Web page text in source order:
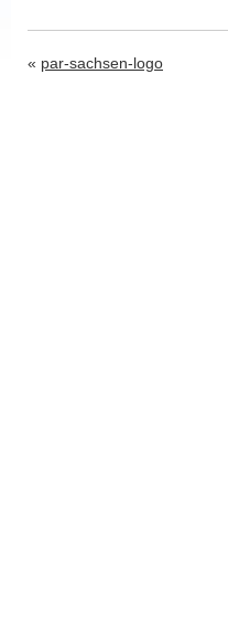
« par-sachsen-logo